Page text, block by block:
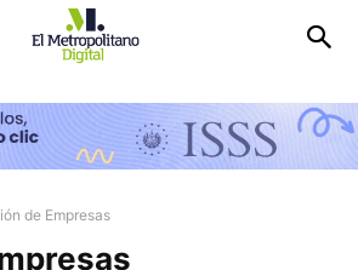
de Empresas